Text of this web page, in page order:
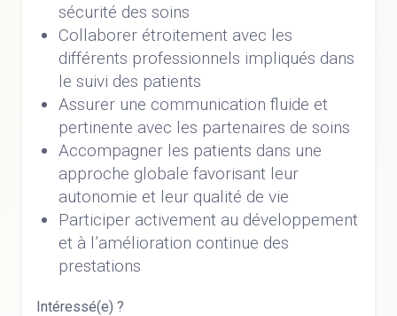
sécurité des soins
Collaborer étroitement avec les
différents professionnels impliqués dans
le suivi des patients
Assurer une communication fluide et
pertinente avec les partenaires de soins
Accompagner les patients dans une
approche globale favorisant leur
autonomie et leur qualité de vie
Participer activement au développement
et à l’amélioration continue des
prestations
Intéressé(e) ?